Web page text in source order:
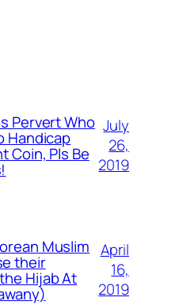
Pervert Who
Handicap
Coin, Pls Be
July
26,
2019
Muslim
their
Hijab At
April
16,
2019